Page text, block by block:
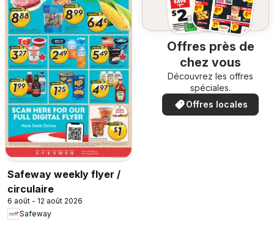
Safeway weekly flyer /
circulaire
6 août - 12 août 2026
Safeway
Offres près de
chez vous
Découvrez les offres
spéciales.
Offres locales